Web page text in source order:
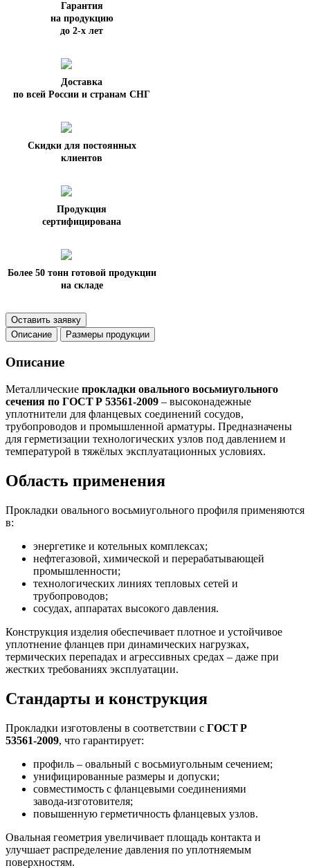
Гарантия
на продукцию
до 2-х лет
Доставка
по всей России и странам СНГ
Скидки для постоянных
клиентов
Продукция
сертифицирована
Более 50 тонн готовой продукции
на складе
Оставить заявку
Описание
Размеры продукции
Описание
Металлические прокладки овального восьмиугольного
сечения по ГОСТ Р 53561‑2009 – высоконадежные
уплотнители для фланцевых соединений сосудов,
трубопроводов и промышленной арматуры. Предназначены
для герметизации технологических узлов под давлением и
температурой в тяжёлых эксплуатационных условиях.
Область применения
Прокладки овального восьмиугольного профиля применяются
в:
энергетике и котельных комплексах;
нефтегазовой, химической и перерабатывающей
промышленности;
технологических линиях тепловых сетей и
трубопроводов;
сосудах, аппаратах высокого давления.
Конструкция изделия обеспечивает плотное и устойчивое
уплотнение фланцев при динамических нагрузках,
термических перепадах и агрессивных средах – даже при
жестких требованиях эксплуатации.
Стандарты и конструкция
Прокладки изготовлены в соответствии с ГОСТ Р
53561‑2009, что гарантирует:
профиль – овальный с восьмиугольным сечением;
унифицированные размеры и допуски;
совместимость с фланцевыми соединениями
завода‑изготовителя;
повышенную герметичность фланцевых узлов.
Овальная геометрия увеличивает площадь контакта и
улучшает распределение давления по уплотняемым
поверхностям.